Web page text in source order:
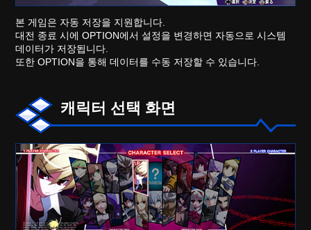
본 게임은 자동 저장을 지원합니다.
대전 종료 시에 OPTION에서 설정을 변경하면 자동으로 시스템
데이터가 저장됩니다.
또한 OPTION을 통해 데이터를 수동 저장할 수 있습니다.
캐릭터 선택 화면